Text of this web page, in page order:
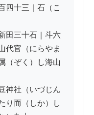
四十三｜石（こ
田三十石｜斗六
代官（にらやま
（ぞく）し海山
神社（いづじん
り而（しか）し